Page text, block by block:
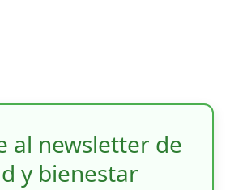
al newsletter de
y bienestar